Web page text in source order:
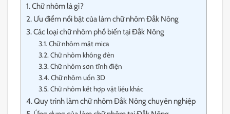
Chữ nhôm là gì?
Ưu điểm nổi bật của làm chữ nhôm Đắk Nông
Các loại chữ nhôm phổ biến tại Đắk Nông
Chữ nhôm mặt mica
Chữ nhôm không đèn
Chữ nhôm sơn tĩnh điện
Chữ nhôm uốn 3D
Chữ nhôm kết hợp vật liệu khác
Quy trình làm chữ nhôm Đắk Nông chuyên nghiệp